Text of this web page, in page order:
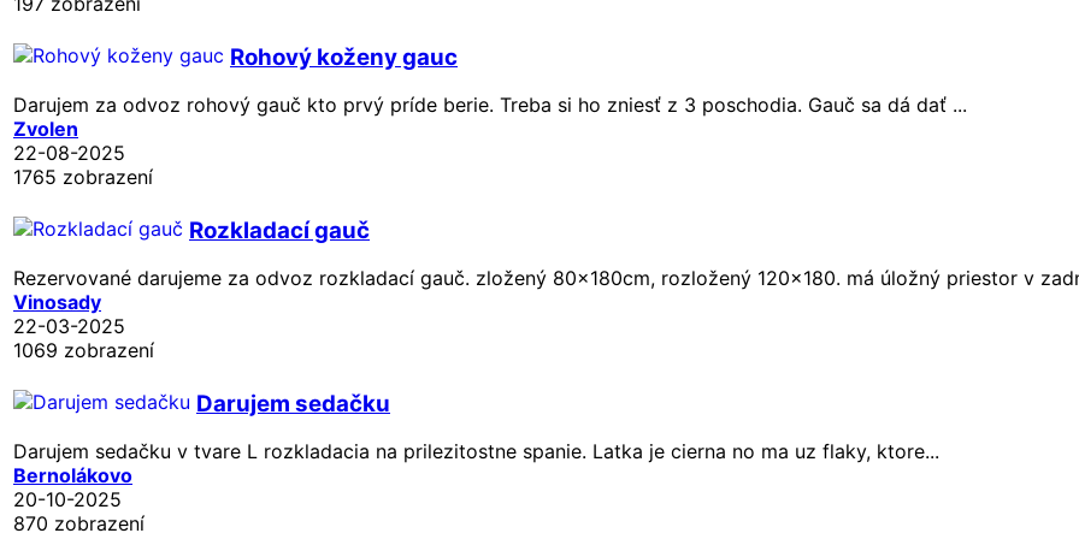
Rohový koženy gauc
Darujem za odvoz rohový gauč kto prvý príde berie. Treba si ho zniesť z 3 poschodia. Gauč sa dá dať ...
Zvolen
22-08-2025
1765 zobrazení
Rozkladací gauč
Rezervované darujeme za odvoz rozkladací gauč. zložený 80x180cm, rozložený 120x180. má úložný priestor v
Vinosady
22-03-2025
1069 zobrazení
Darujem sedačku
Darujem sedačku v tvare L rozkladacia na prilezitostne spanie. Latka je cierna no ma uz flaky, ktore...
Bernolákovo
20-10-2025
870 zobrazení